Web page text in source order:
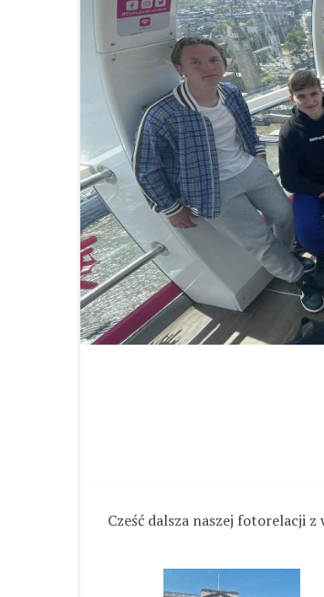
Cześć dalsza naszej fotorelacji